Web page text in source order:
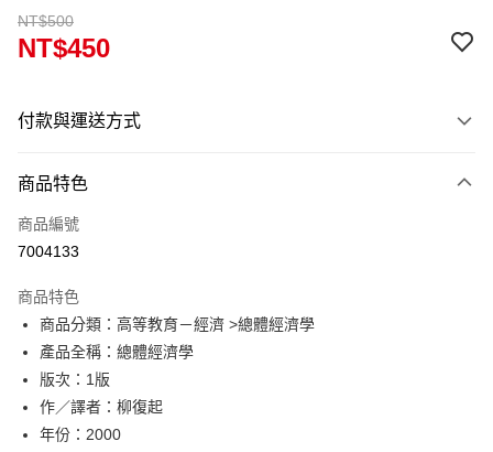
NT$500
NT$450
付款與運送方式
信用卡一次付款
超商取貨付款
Google Pay
ATM付款
運送方式
商品特色
商品編號
7004133
商品特色
商品分類：高等教育－經濟 >總體經濟學
產品全稱：總體經濟學
版次：1版
作／譯者：柳復起
年份：2000